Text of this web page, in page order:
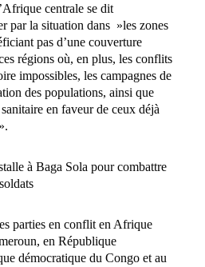
centrale se dit
par la situation dans »les zones
pas d’une couverture
régions où, en plus, les conflits
impossibles, les campagnes de
des populations, ainsi que
en faveur de ceux déjà
à Baga Sola pour combattre
parties en conflit en Afrique
en République
démocratique du Congo et au